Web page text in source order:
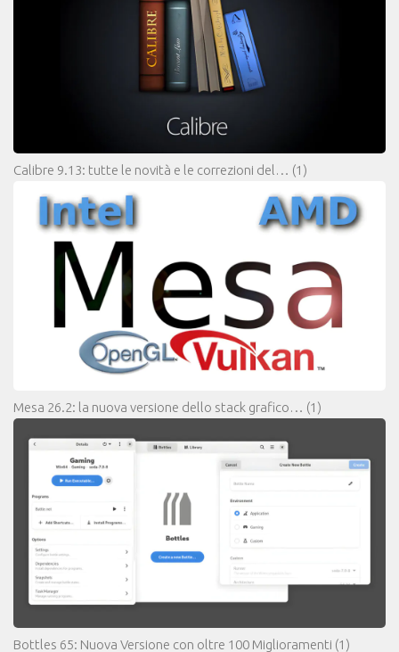
Calibre 9.13: tutte le novità e le correzioni del… (1)
Mesa 26.2: la nuova versione dello stack grafico… (1)
Bottles 65: Nuova Versione con oltre 100 Miglioramenti (1)